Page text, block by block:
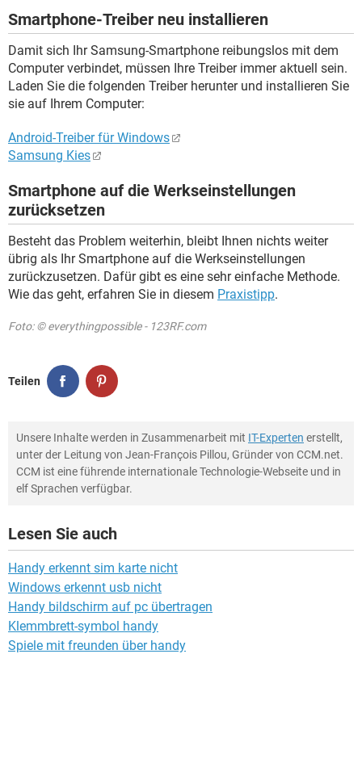
Smartphone-Treiber neu installieren
Damit sich Ihr Samsung-Smartphone reibungslos mit dem
Computer verbindet, müssen Ihre Treiber immer aktuell sein.
Laden Sie die folgenden Treiber herunter und installieren Sie
sie auf Ihrem Computer:
Android-Treiber für Windows
Samsung Kies
Smartphone auf die Werkseinstellungen
zurücksetzen
Besteht das Problem weiterhin, bleibt Ihnen nichts weiter
übrig als Ihr Smartphone auf die Werkseinstellungen
zurückzusetzen. Dafür gibt es eine sehr einfache Methode.
Wie das geht, erfahren Sie in diesem Praxistipp.
Foto: © everythingpossible - 123RF.com
Teilen
Unsere Inhalte werden in Zusammenarbeit mit IT-Experten erstellt,
unter der Leitung von Jean-François Pillou, Gründer von CCM.net.
CCM ist eine führende internationale Technologie-Webseite und in
elf Sprachen verfügbar.
Lesen Sie auch
Handy erkennt sim karte nicht
Windows erkennt usb nicht
Handy bildschirm auf pc übertragen
Klemmbrett-symbol handy
Spiele mit freunden über handy